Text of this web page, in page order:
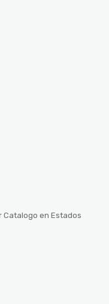
Catalogo en Estados